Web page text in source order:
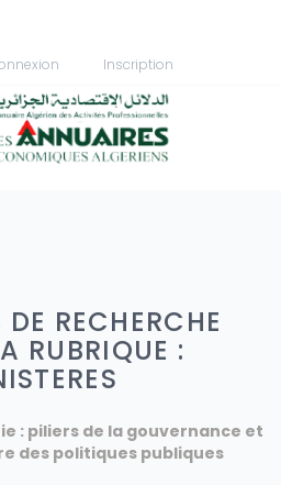
Inscription
DE RECHERCHE
RUBRIQUE :
: piliers de la gouvernance et
des politiques publiques